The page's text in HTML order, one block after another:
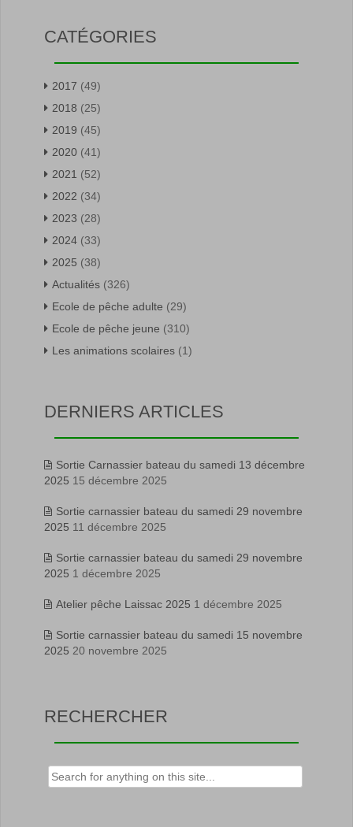
CATÉGORIES
2017 (49)
2018 (25)
2019 (45)
2020 (41)
2021 (52)
2022 (34)
2023 (28)
2024 (33)
2025 (38)
Actualités (326)
Ecole de pêche adulte (29)
Ecole de pêche jeune (310)
Les animations scolaires (1)
DERNIERS ARTICLES
Sortie Carnassier bateau du samedi 13 décembre
2025 15 décembre 2025
Sortie carnassier bateau du samedi 29 novembre
2025 11 décembre 2025
Sortie carnassier bateau du samedi 29 novembre
2025 1 décembre 2025
Atelier pêche Laissac 2025 1 décembre 2025
Sortie carnassier bateau du samedi 15 novembre
2025 20 novembre 2025
RECHERCHER
Rechercher :